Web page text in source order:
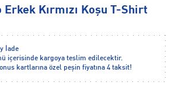
Kırmızı Koşu T-Shirt
İade
içerisinde kargoya teslim edilecektir.
kartlarına özel peşin fiyatına 4 taksit!